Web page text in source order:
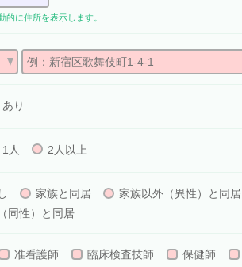
に住所を表示します。
あり
1人 2人以上
家族と同居
家族以外（異性）と同居
同性）と同居
准看護師 臨床検査技師 保健師